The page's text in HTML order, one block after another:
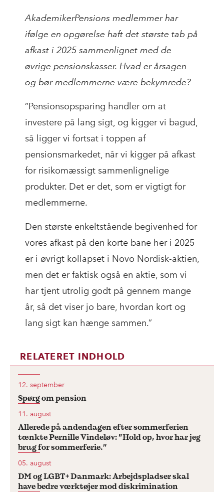
AkademikerPensions medlemmer har
ifølge en opgørelse haft det største tab på
afkast i 2025 sammenlignet med de
øvrige pensionskasser. Hvad er årsagen
og bør medlemmerne være bekymrede?
”Pensionsopsparing handler om at
investere på lang sigt, og kigger vi bagud,
så ligger vi fortsat i toppen af
pensionsmarkedet, når vi kigger på afkast
for risikomæssigt sammenlignelige
produkter. Det er det, som er vigtigt for
medlemmerne.
Den største enkeltstående begivenhed for
vores afkast på den korte bane her i 2025
er i øvrigt kollapset i Novo Nordisk-aktien,
men det er faktisk også en aktie, som vi
har tjent utrolig godt på gennem mange
år, så det viser jo bare, hvordan kort og
lang sigt kan hænge sammen.”
RELATERET INDHOLD
12. september
Spørg om pension
11. august
Allerede på andendagen efter sommerferien
tænkte Pernille Vindeløv: ”Hold op, hvor har jeg
brug for sommerferie.”
05. august
DM og LGBT+ Danmark: Arbejdspladser skal
have bedre værktøjer mod diskrimination